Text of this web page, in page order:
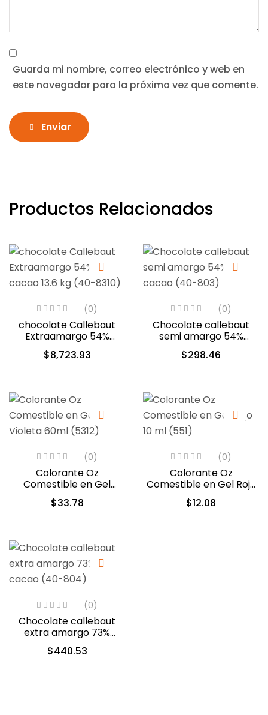
Guarda mi nombre, correo electrónico y web en
este navegador para la próxima vez que comente.
Enviar
Productos Relacionados
(0)
chocolate Callebaut
Extraamargo 54%
cacao 13.6 kg (40-8310)
$8,723.93
(0)
Chocolate callebaut
semi amargo 54%
cacao (40-803)
$298.46
(0)
Colorante Oz
Comestible en Gel
Violeta 60ml (5312)
$33.78
(0)
Colorante Oz
Comestible en Gel Rojo
10 ml (551)
$12.08
(0)
Chocolate callebaut
extra amargo 73%
cacao (40-804)
$440.53